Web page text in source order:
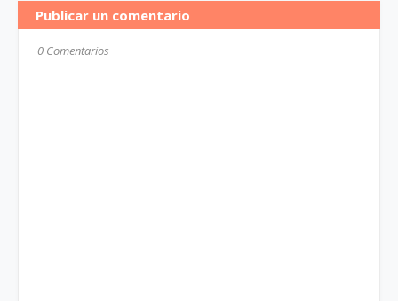
Publicar un comentario
0 Comentarios